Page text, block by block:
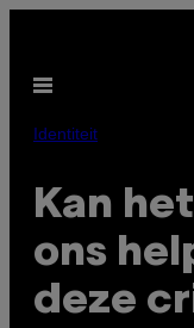
de
inhoud
Open
Identiteit
Kan
ons
deze